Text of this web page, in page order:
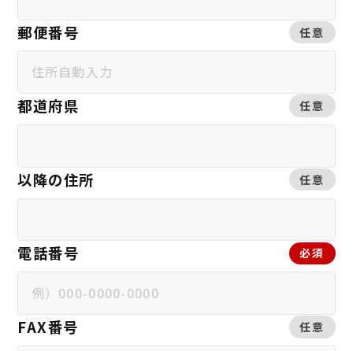
任意
郵便番号
任意
都道府県
任意
以降の住所
必須
電話番号
任意
FAX番号